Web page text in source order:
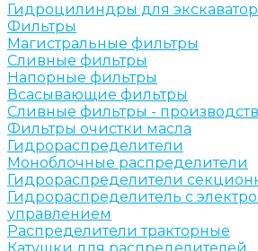
Гидроцилиндры для
Фильтры
Магистральные фильтры
Сливные фильтры
Напорные фильтры
Всасывающие фильтры
Сливные фильтры -
Фильтры очистки масла
Гидрораспределители
Моноблочные распределители
Гидрораспределители
Гидрораспределитель с
управлением
Распределители тракторные